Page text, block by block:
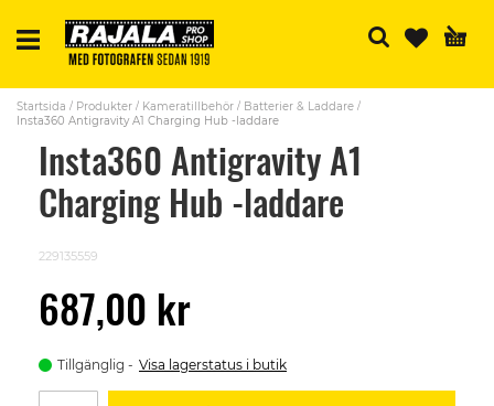
Startsida Produkter Kameratillbehör
Batterier & Laddare
Insta360 Antigravity A1 Charging Hub -laddare
Insta360 Antigravity A1
Charging Hub -laddare
229135559
687,00 kr
Tillgänglig Visa lagerstatus i butik